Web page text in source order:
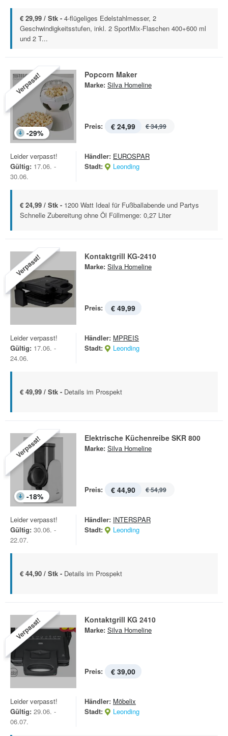
€ 29,99 / Stk - 4-flügeliges Edelstahlmesser, 2
Geschwindigkeitsstufen, inkl. 2 SportMix-Flaschen 400+600 ml
und 2 T...
Verpasst!
-29%
Popcorn Maker
Marke: Silva Homeline
Preis: € 24,99 € 34,99
Leider verpasst!
Gültig: 17.06. -
30.06.
Händler: EUROSPAR
Stadt:
Leonding
€ 24,99 / Stk - 1200 Watt Ideal für Fußballabende und Partys
Schnelle Zubereitung ohne Öl Füllmenge: 0,27 Liter
Verpasst! Kontaktgrill KG-2410
Marke: Silva Homeline
Preis: € 49,99
Leider verpasst!
Gültig: 17.06. -
24.06.
Händler: MPREIS
Stadt:
Leonding
€ 49,99 / Stk - Details im Prospekt
Verpasst!
-18%
Elektrische Küchenreibe SKR 800
Marke: Silva Homeline
Preis: € 44,90 € 54,99
Leider verpasst!
Gültig: 30.06. -
22.07.
Händler: INTERSPAR
Stadt:
Leonding
€ 44,90 / Stk - Details im Prospekt
Verpasst! Kontaktgrill KG 2410
Marke: Silva Homeline
Preis: € 39,00
Leider verpasst!
Gültig: 29.06. -
06.07.
Händler: Möbelix
Stadt:
Leonding